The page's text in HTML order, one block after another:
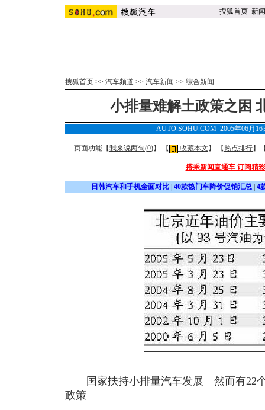
搜狐首页-新闻
搜狐首页 >> 汽车频道 >> 汽车新闻 >> 综合新闻
小排量难解土政策之困
AUTO.SOHU.COM 2005年06月
页面功能【我来说两句(0)】 【 收藏本文 】 【热点排行】
搭乘新闻直通车 订阅精
日韩汽车和手机全面对比 40款热门车降价促销汇总 4
国家扶持小排量汽车发展 然而有22个
政策———